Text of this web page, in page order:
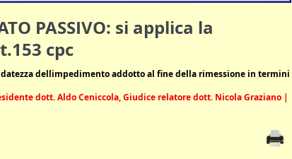
PASSIVO: si applica la
cpc
dellimpedimento addotto al fine della rimessione in termini
dott. Aldo Ceniccola, Giudice relatore dott. Nicola Graziano |